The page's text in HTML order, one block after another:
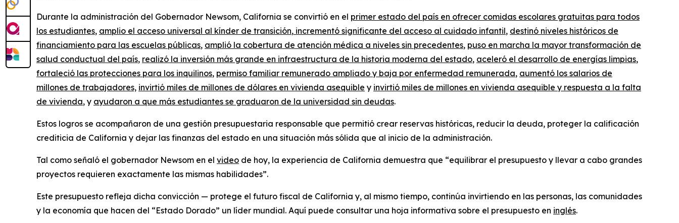
Durante la administración del Gobernador Newsom, California se convirtió en el primer estado del país en ofrecer comidas escolares gratuitas para todos
los estudiantes, amplio el acceso universal al kínder de transición, incrementó significante del acceso al cuidado infantil, destinó niveles históricos de
financiamiento para las escuelas públicas, amplió la cobertura de atención médica a niveles sin precedentes, puso en marcha la mayor transformación de
salud conductual del país, realizó la inversión más grande en infraestructura de la historia moderna del estado, aceleró el desarrollo de energías limpias,
fortaleció las protecciones para los inquilinos, permiso familiar remunerado ampliado y baja por enfermedad remunerada, aumentó los salarios de
millones de trabajadores, invirtió miles de millones de dólares en vivienda asequible y invirtió miles de millones en vivienda asequible y respuesta a la falta
de vivienda, y ayudaron a que más estudiantes se graduaron de la universidad sin deudas.
Estos logros se acompañaron de una gestión presupuestaria responsable que permitió crear reservas históricas, reducir la deuda, proteger la calificación
crediticia de California y dejar las finanzas del estado en una situación más sólida que al inicio de la administración.
Tal como señaló el gobernador Newsom en el video de hoy, la experiencia de California demuestra que “equilibrar el presupuesto y llevar a cabo grandes
proyectos requieren exactamente las mismas habilidades”.
Este presupuesto refleja dicha convicción — protege el futuro fiscal de California y, al mismo tiempo, continúa invirtiendo en las personas, las comunidades
y la economía que hacen del “Estado Dorado” un líder mundial. Aquí puede consultar una hoja informativa sobre el presupuesto en inglés.